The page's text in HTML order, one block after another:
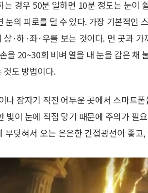
경우 50분 일하면 10분 정도는 눈이
눈의 피로를 덜 수 있다. 가장 기본적인
·하·좌·우를 보는 것이다. 먼 곳과
을 20~30회 비벼 열을 내 눈을 감은 채
것도 방법이다.
나 잠자기 직전 어두운 곳에서 스마트
빛이 눈에 직접 닿기 때문에 주의가 필
부딪혀서 오는 은은한 간접광선이 좋